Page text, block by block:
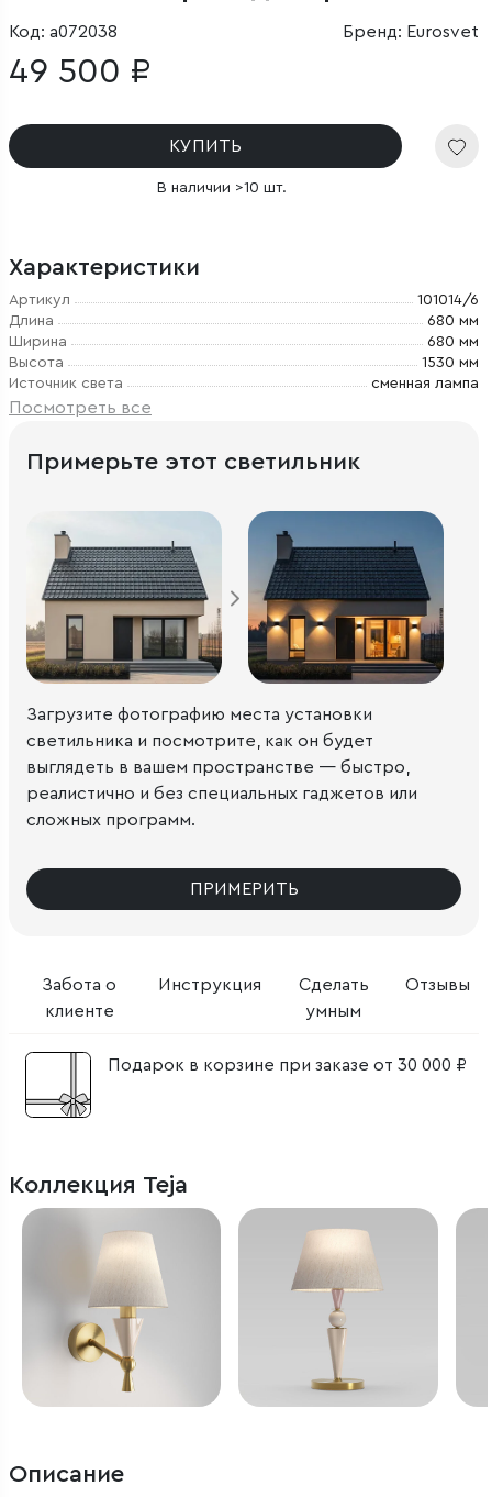
Код: a072038 Бренд: Eurosvet
49 500 ₽
КУПИТЬ
В наличии >10 шт.
Характеристики
Артикул
101014/6
Длина
680 мм
Ширина
680 мм
Высота
1530 мм
Источник света
сменная лампа
Посмотреть все
Забота о
клиенте
Инструкция
Сделать
умным
Отзывы
Подарок в корзине при заказе от 30 000 ₽
Примерьте этот светильник
Загрузите фотографию места установки
светильника и посмотрите, как он будет
выглядеть в вашем пространстве — быстро,
реалистично и без специальных гаджетов или
сложных программ.
ПРИМЕРИТЬ
Коллекция Teja
Описание